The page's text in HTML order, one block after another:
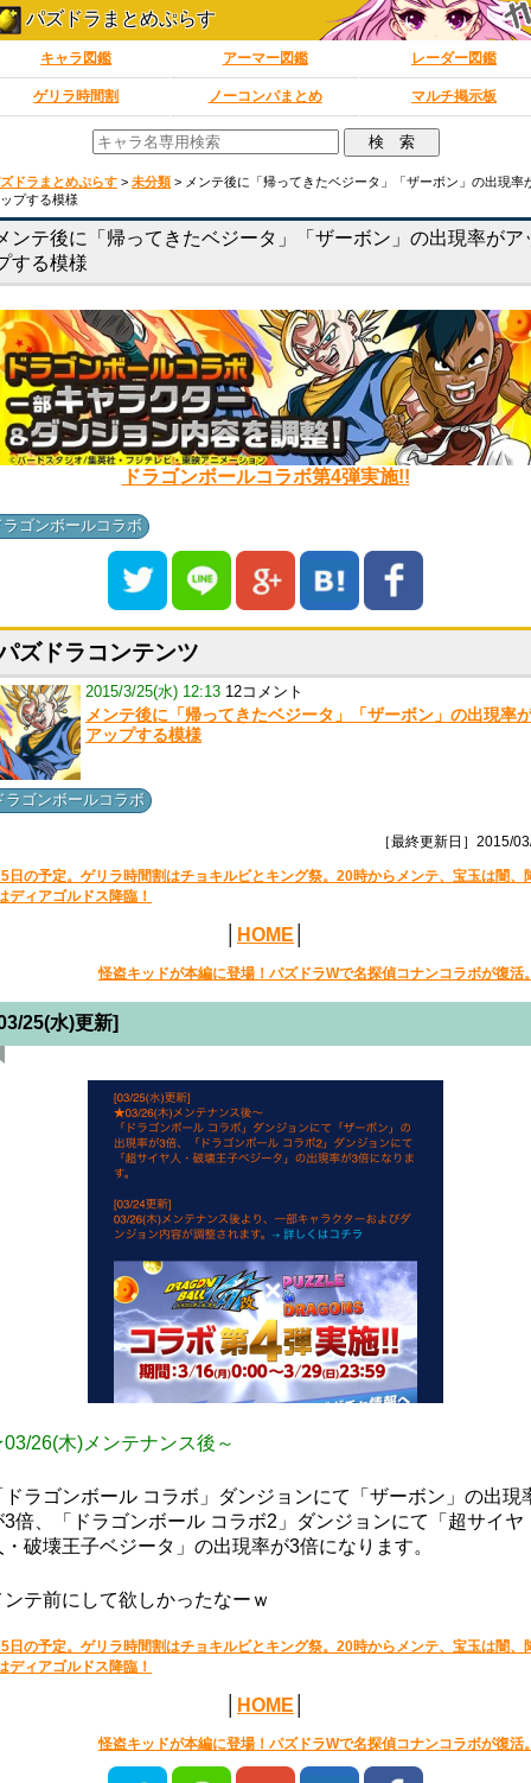
パズドラまとめぷらす
キャラ図鑑 アーマー図鑑 レーダー図鑑
ゲリラ時間割 ノーコンパまとめ マルチ掲示板
ドラまとめぷらす > 未分類 > メンテ後に「帰ってきたベジータ」「ザーボン」の出現率
プする模様
ンテ後に「帰ってきたベジータ」「ザーボン」の出現率がア
する模様
ドラゴンボールコラボ第4弾実施!!
ラゴンボールコラボ
ズドラコンテンツ
2015/3/25(水) 12:13 12コメント
メンテ後に「帰ってきたベジータ」「ザーボン」の出現率
アップする模様
ラゴンボールコラボ
［最終更新日］2015/
日の予定。ゲリラ時間割はチョキルビとキング祭。20時からメンテ、宝玉は闇、
ディアゴルドス降臨！
HOME
怪盗キッドが本編に登場！パズドラWで名探偵コナンコラボが復活
25(水)更新]
26(木)メンテナンス後～
ドラゴンボール コラボ」ダンジョンにて「ザーボン」の出現
3倍、「ドラゴンボール コラボ2」ダンジョンにて「超サイヤ
・破壊王子ベジータ」の出現率が3倍になります。
ンテ前にして欲しかったなーｗ
日の予定。ゲリラ時間割はチョキルビとキング祭。20時からメンテ、宝玉は闇、
ディアゴルドス降臨！
HOME
怪盗キッドが本編に登場！パズドラWで名探偵コナンコラボが復活